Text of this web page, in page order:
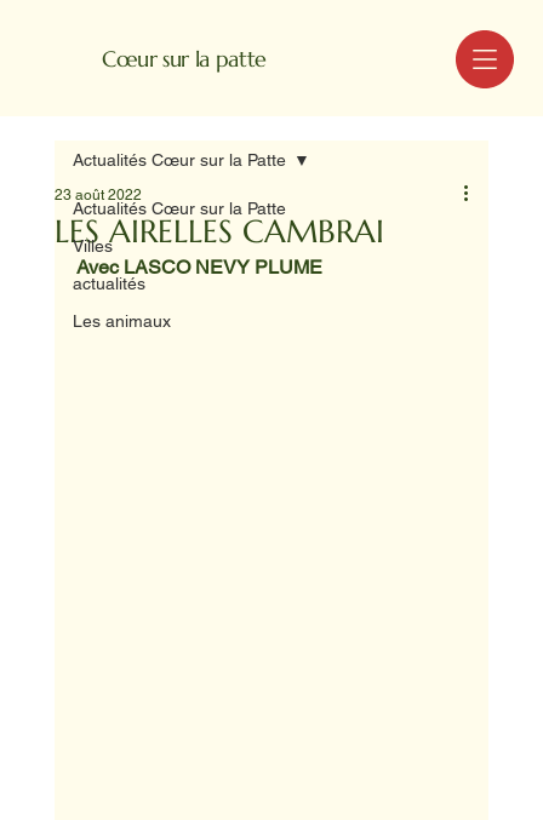
Cœur sur la patte MENU
Actualités Cœur sur la Patte
Villes
actualités
Les animaux
Actualités Cœur sur la Patte
LES AIRELLES CAMBRAI
23 août 2022
Avec LASCO NEVY PLUME